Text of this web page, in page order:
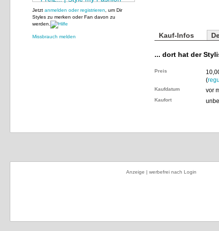
Jetzt anmelden oder registrieren , um Dir
Styles zu merken oder Fan davon zu
werden.
Missbrauch melden Kauf-Infos
... dort hat der
Preis
(
Kaufdatum vor
Kaufort
Anzeige | werbefrei nach Login